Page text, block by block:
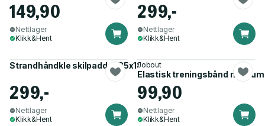
149,90
Nettlager
Klikk&Hent
299,-
Nettlager
Klikk&Hent
Strandhåndkle skilpadder 85x180cm grønn
299,-
Nettlager
Klikk&Hent
Jobout
Elastisk treningsbånd
99,90
Nettlager
Klikk&Hent